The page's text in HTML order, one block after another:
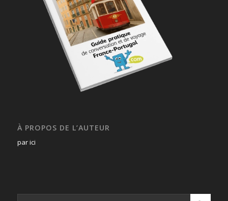
À PROPOS DE L’AUTEUR
par ici